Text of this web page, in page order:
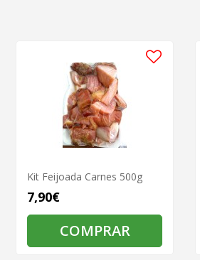
Kit Feijoada Carnes 500g
7,90€
COMPRAR